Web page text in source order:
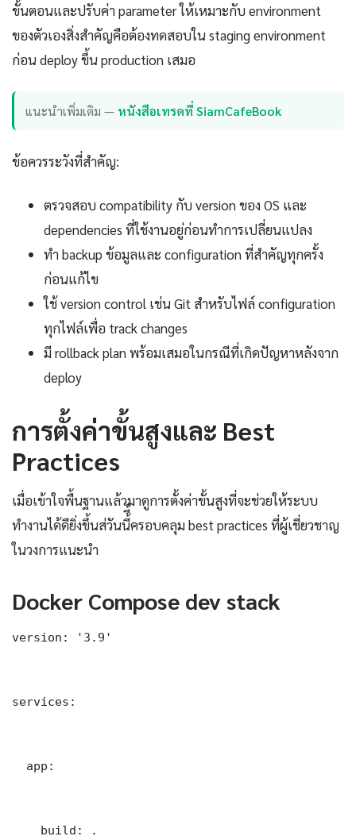
ขั้นตอนและปรับค่า parameter ให้เหมาะกับ environment
ของตัวเองสิ่งสำคัญคือต้องทดสอบใน staging environment
ก่อน deploy ขึ้น production เสมอ
แนะนำเพิ่มเติม — หนังสือเทรดที่ SiamCafeBook
ข้อควรระวังที่สำคัญ:
ตรวจสอบ compatibility กับ version ของ OS และ
dependencies ที่ใช้งานอยู่ก่อนทำการเปลี่ยนแปลง
ทำ backup ข้อมูลและ configuration ที่สำคัญทุกครั้ง
ก่อนแก้ไข
ใช้ version control เช่น Git สำหรับไฟล์ configuration
ทุกไฟล์เพื่อ track changes
มี rollback plan พร้อมเสมอในกรณีที่เกิดปัญหาหลังจาก
deploy
การตั้งค่าขั้นสูงและ Best
Practices
เมื่อเข้าใจพื้นฐานแล้วมาดูการตั้งค่าขั้นสูงที่จะช่วยให้ระบบ
ทำงานได้ดียิ่งขึ้นส่วันนี้ี้ครอบคลุม best practices ที่ผู้เชี่ยวชาญ
ในวงการแนะนำ
Docker Compose dev stack
version: '3.9'
services:
  app:
    build: .